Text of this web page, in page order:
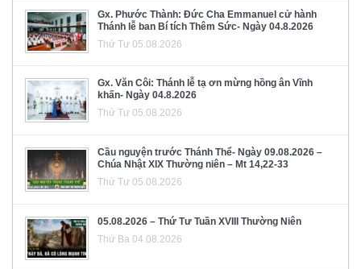
Gx. Phước Thành: Đức Cha Emmanuel cử hành
Thánh lễ ban Bí tích Thêm Sức- Ngày 04.8.2026
Thứ Tư 05.08.2026
Gx. Văn Côi: Thánh lễ tạ ơn mừng hồng ân Vĩnh
khấn- Ngày 04.8.2026
Thứ Tư 05.08.2026
Cầu nguyện trước Thánh Thể- Ngày 09.08.2026 –
Chúa Nhật XIX Thường niên – Mt 14,22-33
Thứ Tư 05.08.2026
05.08.2026 – Thứ Tư Tuần XVIII Thường Niên
Thứ Ba 04.08.2026